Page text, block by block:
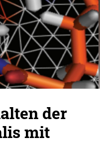
der
mit